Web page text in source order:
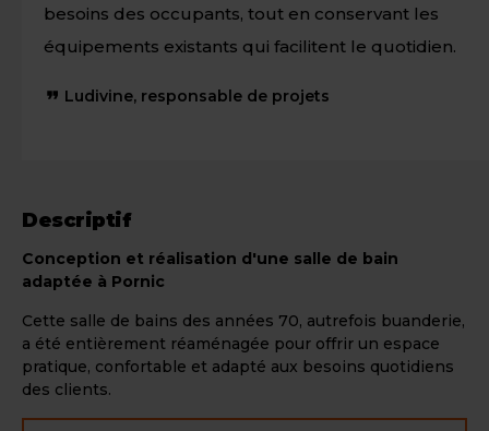
Descriptif
Conception et réalisation d'une salle de bain
adaptée à Pornic
Cette salle de bains des années 70, autrefois buanderie,
a été entièrement réaménagée pour offrir un espace
pratique, confortable et adapté aux besoins quotidiens
des clients.
besoins des occupants, tout en conservant les
équipements existants qui facilitent le quotidien.
Ludivine, responsable de projets